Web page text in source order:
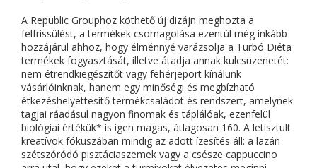
A Republic Grouphoz köthető új dizájn meghozta a
felfrissülést, a termékek csomagolása ezentúl még inkább
hozzájárul ahhoz, hogy élménnyé varázsolja a Turbó Diéta
termékek fogyasztását, illetve átadja annak kulcsüzenetét:
nem étrendkiegészítőt vagy fehérjeport kínálunk
vásárlóinknak, hanem egy minőségi és megbízható
étkezéshelyettesítő termékcsaládot és rendszert, amelynek
tagjai ráadásul nagyon finomak és táplálóak, ezenfelül
biológiai értékük* is igen magas, átlagosan 160. A letisztult
kreatívok fókuszában mindig az adott ízesítés áll: a lazán
szétszóródó pisztáciaszemek vagy a csésze cappuccino